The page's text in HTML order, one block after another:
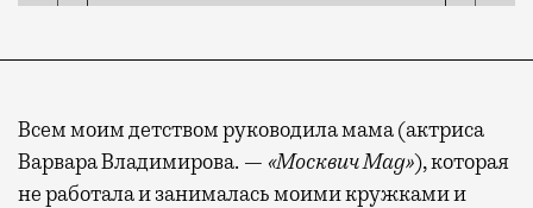
Всем моим детством руководила мама (актриса
Варвара Владимирова. — «Москвич Mag»), которая
не работала и занималась моими кружками и